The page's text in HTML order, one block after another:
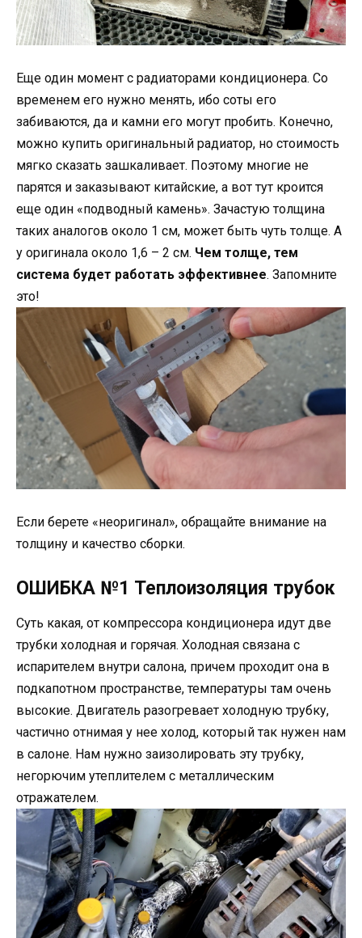
Еще один момент с радиаторами кондиционера. Со
временем его нужно менять, ибо соты его
забиваются, да и камни его могут пробить. Конечно,
можно купить оригинальный радиатор, но стоимость
мягко сказать зашкаливает. Поэтому многие не
парятся и заказывают китайские, а вот тут кроится
еще один «подводный камень». Зачастую толщина
таких аналогов около 1 см, может быть чуть толще. А
у оригинала около 1,6 – 2 см. Чем толще, тем
система будет работать эффективнее. Запомните
это!
Если берете «неоригинал», обращайте внимание на
толщину и качество сборки.
ОШИБКА №1 Теплоизоляция трубок
Суть какая, от компрессора кондиционера идут две
трубки холодная и горячая. Холодная связана с
испарителем внутри салона, причем проходит она в
подкапотном пространстве, температуры там очень
высокие. Двигатель разогревает холодную трубку,
частично отнимая у нее холод, который так нужен нам
в салоне. Нам нужно заизолировать эту трубку,
негорючим утеплителем с металлическим
отражателем.